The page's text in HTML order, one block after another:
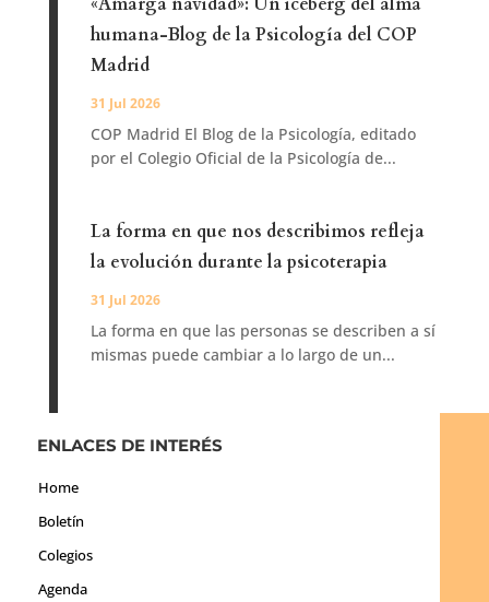
«Amarga navidad»: Un iceberg del alma
humana-Blog de la Psicología del COP
Madrid
31 Jul 2026
COP Madrid El Blog de la Psicología, editado
por el Colegio Oficial de la Psicología de...
La forma en que nos describimos refleja
la evolución durante la psicoterapia
31 Jul 2026
La forma en que las personas se describen a sí
mismas puede cambiar a lo largo de un...
ENLACES DE INTERÉS
Home
Boletín
Colegios
Agenda